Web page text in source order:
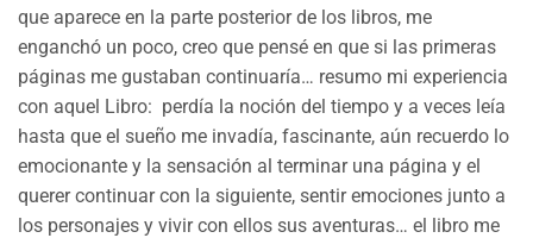
que aparece en la parte posterior de los libros, me
enganchó un poco, creo que pensé en que si las primeras
páginas me gustaban continuaría… resumo mi experiencia
con aquel Libro: perdía la noción del tiempo y a veces leía
hasta que el sueño me invadía, fascinante, aún recuerdo lo
emocionante y la sensación al terminar una página y el
querer continuar con la siguiente, sentir emociones junto a
los personajes y vivir con ellos sus aventuras… el libro me